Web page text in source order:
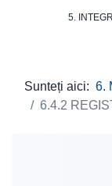
5.
Sunteți aici: 6.
6.4.2